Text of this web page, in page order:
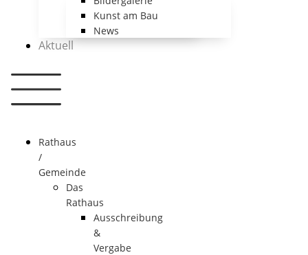
Kunst am Bau
News
Aktuell
Rathaus
/
Gemeinde
Das
Rathaus
Ausschreibung
&
Vergabe